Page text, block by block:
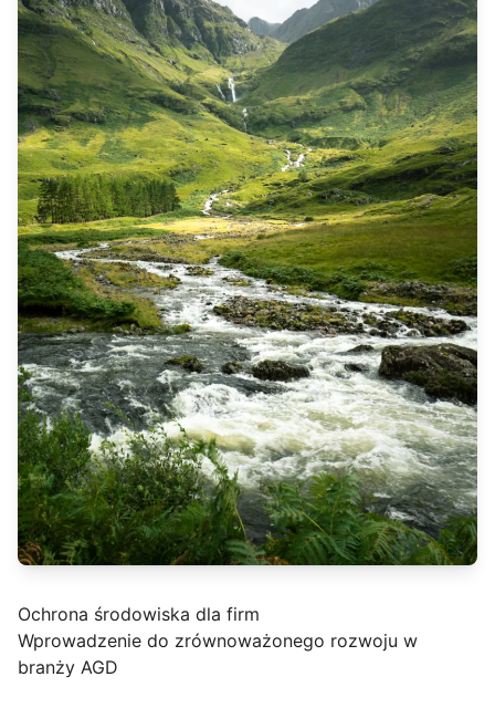
Ochrona środowiska dla firm
Wprowadzenie do zrównoważonego rozwoju w
branży AGD